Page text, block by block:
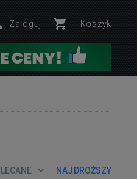
Zaloguj Koszyk
NAJDROŻSZY